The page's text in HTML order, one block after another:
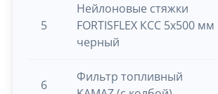
5
Нейлоновые стяжки
FORTISFLEX КСС 5х500 мм
черный
6
Фильтр топливный